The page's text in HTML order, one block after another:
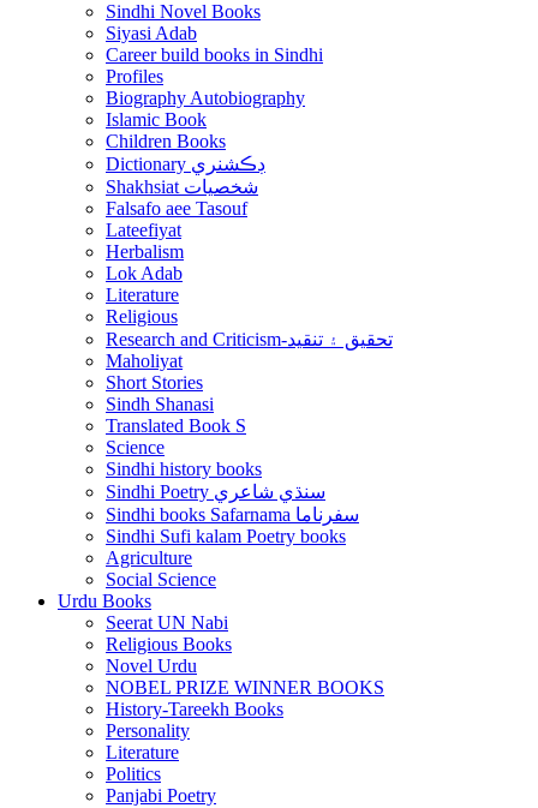
Sindhi Novel Books
Siyasi Adab
Career build books in Sindhi
Profiles
Biography Autobiography
Islamic Book
Children Books
Dictionary ڊڪشنري
Shakhsiat شخصيات
Falsafo aee Tasouf
Lateefiyat
Herbalism
Lok Adab
Literature
Religious
Research and Criticism-تحقيق ۽ تنقيد
Maholiyat
Short Stories
Sindh Shanasi
Translated Book S
Science
Sindhi history books
Sindhi Poetry سنڌي شاعري
Sindhi books Safarnama سفرناما
Sindhi Sufi kalam Poetry books
Agriculture
Social Science
Urdu Books
Seerat UN Nabi
Religious Books
Novel Urdu
NOBEL PRIZE WINNER BOOKS
History-Tareekh Books
Personality
Literature
Politics
Panjabi Poetry